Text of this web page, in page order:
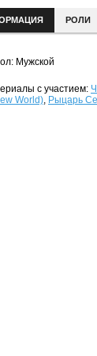
РОЛИ
Мужской
с участием:
World), Рыцарь